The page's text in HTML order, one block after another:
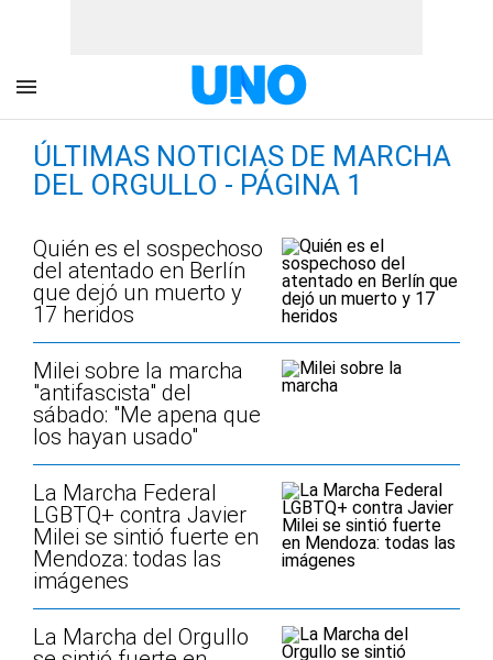
ÚLTIMAS NOTICIAS DE MARCHA
DEL ORGULLO - PÁGINA 1
Quién es el sospechoso
del atentado en Berlín
que dejó un muerto y
17 heridos
Milei sobre la marcha
"antifascista" del
sábado: "Me apena que
los hayan usado"
La Marcha Federal
LGBTQ+ contra Javier
Milei se sintió fuerte en
Mendoza: todas las
imágenes
La Marcha del Orgullo